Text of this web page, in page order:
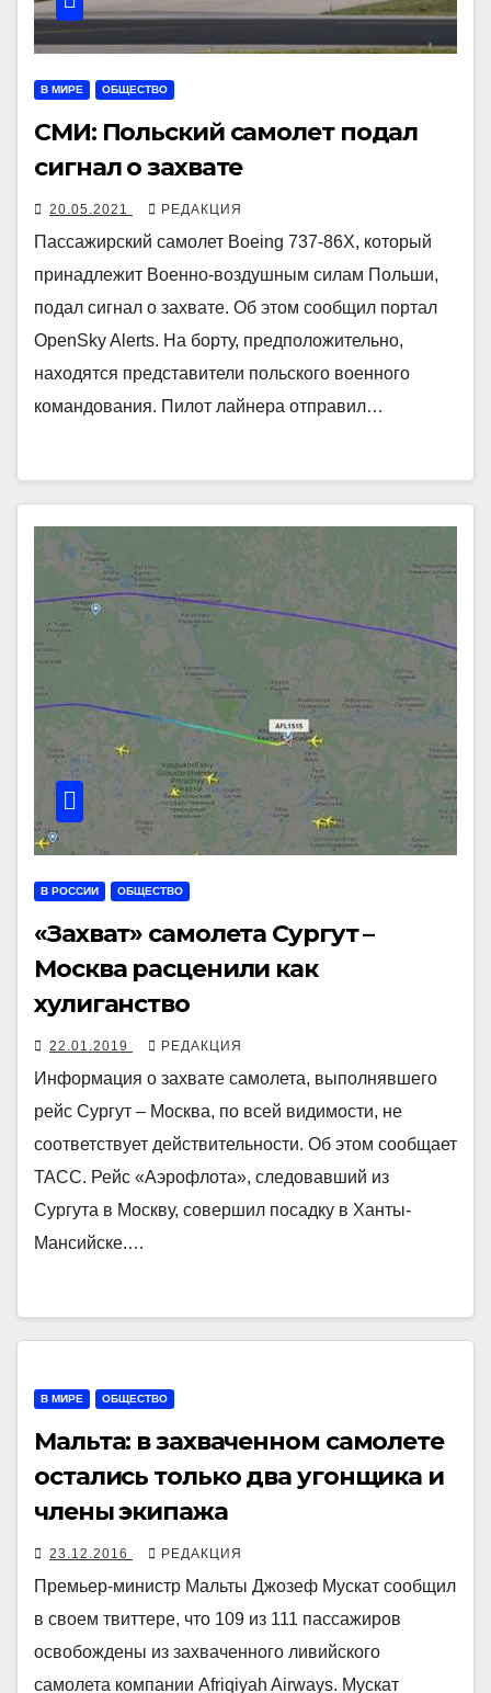
В МИРЕ ОБЩЕСТВО
СМИ: Польский самолет подал
сигнал о захвате
20.05.2021 РЕДАКЦИЯ
Пассажирский самолет Boeing 737-86X, который
принадлежит Военно-воздушным силам Польши,
подал сигнал о захвате. Об этом сообщил портал
OpenSky Alerts. На борту, предположительно,
находятся представители польского военного
командования. Пилот лайнера отправил…
В РОССИИ ОБЩЕСТВО
«Захват» самолета Сургут –
Москва расценили как
хулиганство
22.01.2019 РЕДАКЦИЯ
Информация о захвате самолета, выполнявшего
рейс Сургут – Москва, по всей видимости, не
соответствует действительности. Об этом сообщает
ТАСС. Рейс «Аэрофлота», следовавший из
Сургута в Москву, совершил посадку в Ханты-
Мансийске.…
В МИРЕ ОБЩЕСТВО
Мальта: в захваченном самолете
остались только два угонщика и
члены экипажа
23.12.2016 РЕДАКЦИЯ
Премьер-министр Мальты Джозеф Мускат сообщил
в своем твиттере, что 109 из 111 пассажиров
освобождены из захваченного ливийского
самолета компании Afriqiyah Airways. Мускат